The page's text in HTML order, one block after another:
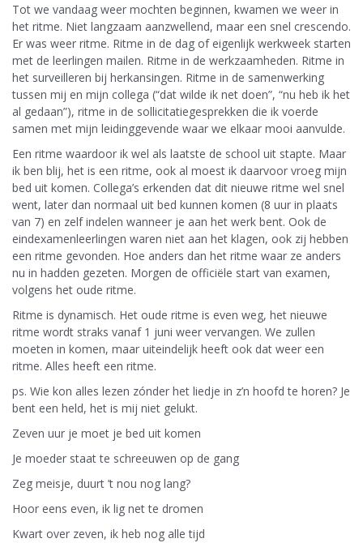
Tot we vandaag weer mochten beginnen, kwamen we weer in
het ritme. Niet langzaam aanzwellend, maar een snel crescendo.
Er was weer ritme. Ritme in de dag of eigenlijk werkweek starten
met de leerlingen mailen. Ritme in de werkzaamheden. Ritme in
het surveilleren bij herkansingen. Ritme in de samenwerking
tussen mij en mijn collega (“dat wilde ik net doen”, “nu heb ik het
al gedaan”), ritme in de sollicitatiegesprekken die ik voerde
samen met mijn leidinggevende waar we elkaar mooi aanvulde.
Een ritme waardoor ik wel als laatste de school uit stapte. Maar
ik ben blij, het is een ritme, ook al moest ik daarvoor vroeg mijn
bed uit komen. Collega’s erkenden dat dit nieuwe ritme wel snel
went, later dan normaal uit bed kunnen komen (8 uur in plaats
van 7) en zelf indelen wanneer je aan het werk bent. Ook de
eindexamenleerlingen waren niet aan het klagen, ook zij hebben
een ritme gevonden. Hoe anders dan het ritme waar ze anders
nu in hadden gezeten. Morgen de officiële start van examen,
volgens het oude ritme.
Ritme is dynamisch. Het oude ritme is even weg, het nieuwe
ritme wordt straks vanaf 1 juni weer vervangen. We zullen
moeten in komen, maar uiteindelijk heeft ook dat weer een
ritme. Alles heeft een ritme.
ps. Wie kon alles lezen zónder het liedje in z’n hoofd te horen? Je
bent een held, het is mij niet gelukt.
Zeven uur je moet je bed uit komen
Je moeder staat te schreeuwen op de gang
Zeg meisje, duurt ’t nou nog lang?
Hoor eens even, ik lig net te dromen
Kwart over zeven, ik heb nog alle tijd